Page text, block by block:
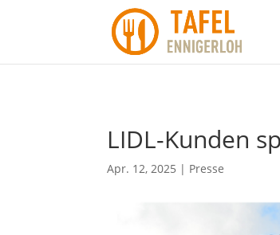
LIDL-Kunden
Apr. 12, 2025 | Presse